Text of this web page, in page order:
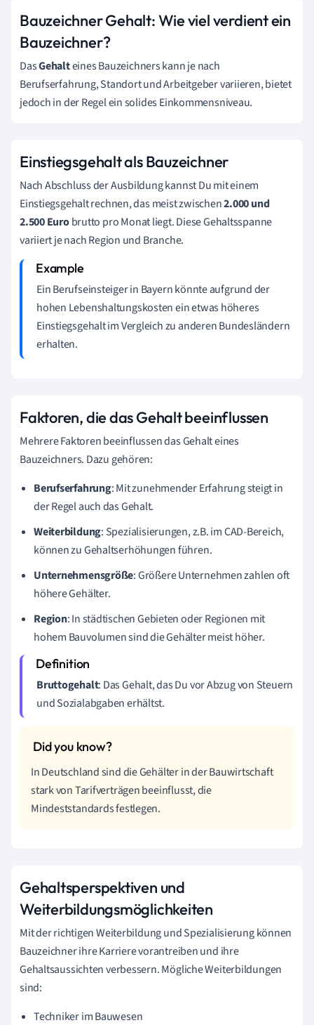
Bauzeichner Gehalt: Wie viel verdient ein
Bauzeichner?
DasGehalteines Bauzeichners kann je nach
Berufserfahrung, Standort und Arbeitgeber variieren, bietet
jedoch in der Regel ein solides Einkommensniveau.
Einstiegsgehalt als Bauzeichner
Nach Abschluss der Ausbildung kannst Du mit einem
Einstiegsgehalt rechnen, das meist zwischen2.000 und
2.500 Eurobrutto pro Monat liegt. Diese Gehaltsspanne
variiert je nach Region und Branche.
Ein Berufseinsteiger in Bayern könnte aufgrund der
hohen Lebenshaltungskosten ein etwas höheres
Einstiegsgehalt im Vergleich zu anderen Bundesländern
erhalten.
Faktoren, die das Gehalt beeinflussen
Mehrere Faktoren beeinflussen das Gehalt eines
Bauzeichners. Dazu gehören:
Berufserfahrung: Mit zunehmender Erfahrung steigt in
der Regel auch das Gehalt.
Weiterbildung: Spezialisierungen, z.B. im CAD-Bereich,
können zu Gehaltserhöhungen führen.
Unternehmensgröße: Größere Unternehmen zahlen oft
höhere Gehälter.
Region: In städtischen Gebieten oder Regionen mit
hohem Bauvolumen sind die Gehälter meist höher.
Bruttogehalt: Das Gehalt, das Du vor Abzug von Steuern
und Sozialabgaben erhältst.
In Deutschland sind die Gehälter in der Bauwirtschaft
stark von Tarifverträgen beeinflusst, die
Mindeststandards festlegen.
Gehaltsperspektiven und
Weiterbildungsmöglichkeiten
Mit der richtigen Weiterbildung und Spezialisierung können
Bauzeichner ihre Karriere vorantreiben und ihre
Gehaltsaussichten verbessern. Mögliche Weiterbildungen
sind:
Techniker im Bauwesen